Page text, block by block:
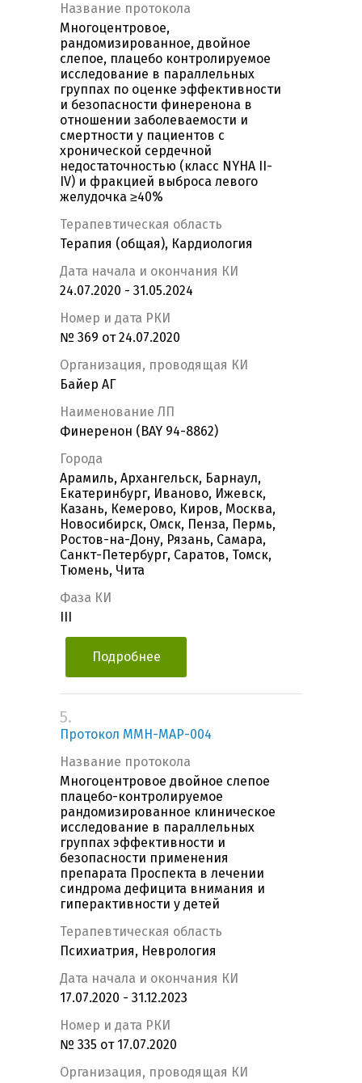
Название протокола
Многоцентровое,
рандомизированное, двойное
слепое, плацебо контролируемое
исследование в параллельных
группах по оценке эффективности
и безопасности финеренона в
отношении заболеваемости и
смертности у пациентов с
хронической сердечной
недостаточностью (класс NYHA II-
IV) и фракцией выброса левого
желудочка ≥40%
Терапевтическая область
Терапия (общая), Кардиология
Дата начала и окончания КИ
24.07.2020 - 31.05.2024
Номер и дата РКИ
№ 369 от 24.07.2020
Организация, проводящая КИ
Байер АГ
Наименование ЛП
Финеренон (BAY 94-8862)
Города
Арамиль, Архангельск, Барнаул,
Екатеринбург, Иваново, Ижевск,
Казань, Кемерово, Киров, Москва,
Новосибирск, Омск, Пенза, Пермь,
Ростов-на-Дону, Рязань, Самара,
Санкт-Петербург, Саратов, Томск,
Тюмень, Чита
Фаза КИ
Подробнее
5.
Протокол MMH-MAP-004
Название протокола
Многоцентровое двойное слепое
плацебо-контролируемое
рандомизированное клиническое
исследование в параллельных
группах эффективности и
безопасности применения
препарата Проспекта в лечении
синдрома дефицита внимания и
гиперактивности у детей
Терапевтическая область
Психиатрия, Неврология
Дата начала и окончания КИ
17.07.2020 - 31.12.2023
Номер и дата РКИ
№ 335 от 17.07.2020
Организация, проводящая КИ